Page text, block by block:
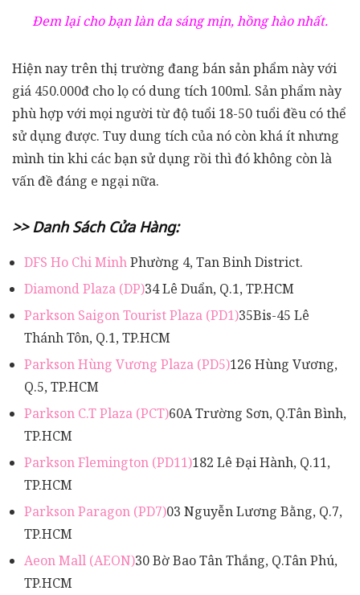
Đem lại cho bạn làn da sáng mịn, hồng hào nhất.
Hiện nay trên thị trường đang bán sản phẩm này với
giá 450.000đ cho lọ có dung tích 100ml. Sản phẩm này
phù hợp với mọi người từ độ tuổi 18-50 tuổi đều có thể
sử dụng được. Tuy dung tích của nó còn khá ít nhưng
mình tin khi các bạn sử dụng rồi thì đó không còn là
vấn đề đáng e ngại nữa.
>> Danh Sách Cửa Hàng:
DFS Ho Chi MinhPhường 4, Tan Binh District.
Diamond Plaza (DP)34 Lê Duẩn, Q.1, TP.HCM
Parkson Saigon Tourist Plaza (PD1)35Bis-45 Lê
Thánh Tôn, Q.1, TP.HCM
Parkson Hùng Vương Plaza (PD5)126 Hùng Vương,
Q.5, TP.HCM
Parkson C.T Plaza (PCT)60A Trường Sơn, Q.Tân Bình,
TP.HCM
Parkson Flemington (PD11)182 Lê Đại Hành, Q.11,
TP.HCM
Parkson Paragon (PD7)03 Nguyễn Lương Bằng, Q.7,
TP.HCM
Aeon Mall (AEON)30 Bờ Bao Tân Thắng, Q.Tân Phú,
TP.HCM